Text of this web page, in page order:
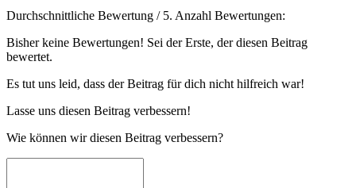
Durchschnittliche Bewertung / 5. Anzahl Bewertungen:
Bisher keine Bewertungen! Sei der Erste, der diesen Beitrag
bewertet.
Es tut uns leid, dass der Beitrag für dich nicht hilfreich war!
Lasse uns diesen Beitrag verbessern!
Wie können wir diesen Beitrag verbessern?